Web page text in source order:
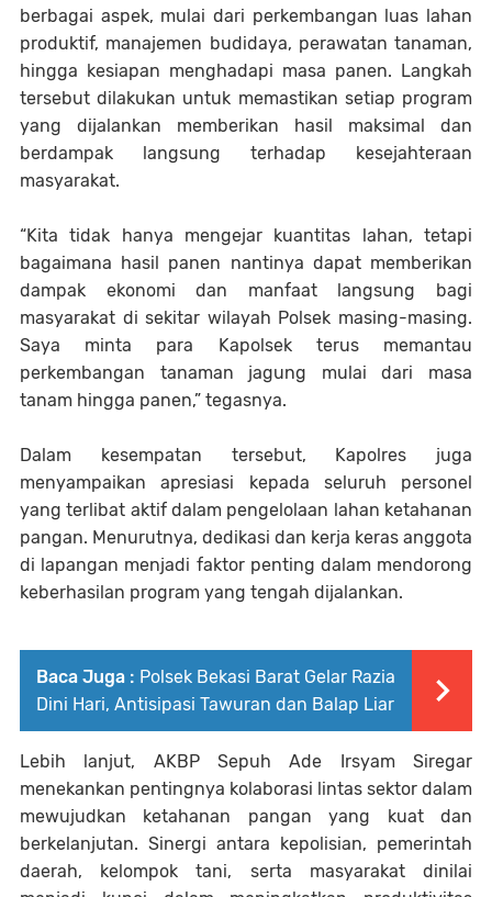
berbagai aspek, mulai dari perkembangan luas lahan
produktif, manajemen budidaya, perawatan tanaman,
hingga kesiapan menghadapi masa panen. Langkah
tersebut dilakukan untuk memastikan setiap program
yang dijalankan memberikan hasil maksimal dan
berdampak langsung terhadap kesejahteraan
masyarakat.
“Kita tidak hanya mengejar kuantitas lahan, tetapi
bagaimana hasil panen nantinya dapat memberikan
dampak ekonomi dan manfaat langsung bagi
masyarakat di sekitar wilayah Polsek masing-masing.
Saya minta para Kapolsek terus memantau
perkembangan tanaman jagung mulai dari masa
tanam hingga panen,” tegasnya.
Dalam kesempatan tersebut, Kapolres juga
menyampaikan apresiasi kepada seluruh personel
yang terlibat aktif dalam pengelolaan lahan ketahanan
pangan. Menurutnya, dedikasi dan kerja keras anggota
di lapangan menjadi faktor penting dalam mendorong
keberhasilan program yang tengah dijalankan.
Baca Juga : Polsek Bekasi Barat Gelar Razia
Dini Hari, Antisipasi Tawuran dan Balap Liar
Lebih lanjut, AKBP Sepuh Ade Irsyam Siregar
menekankan pentingnya kolaborasi lintas sektor dalam
mewujudkan ketahanan pangan yang kuat dan
berkelanjutan. Sinergi antara kepolisian, pemerintah
daerah, kelompok tani, serta masyarakat dinilai